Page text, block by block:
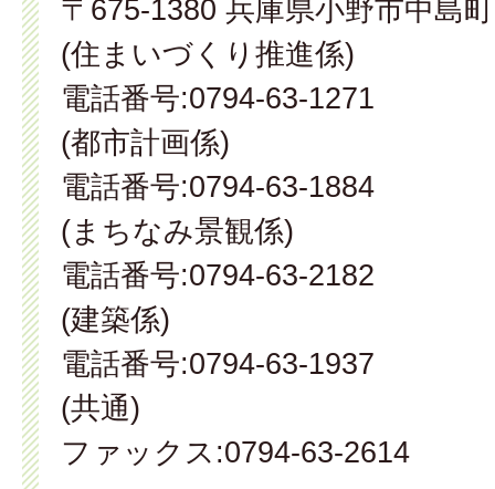
〒675-1380 兵庫県小野市中島
(住まいづくり推進係)
電話番号:0794-63-1271
(都市計画係)
電話番号:0794-63-1884
(まちなみ景観係)
電話番号:0794-63-2182
(建築係)
電話番号:0794-63-1937
(共通)
ファックス:0794-63-2614